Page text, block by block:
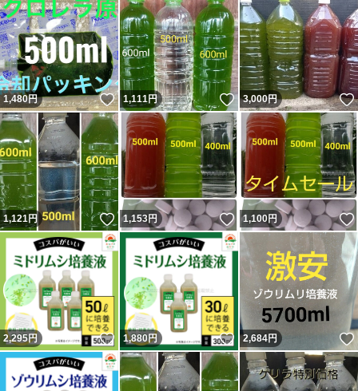
1,480円 いいね！
1,111円 いいね！
3,000円
1,121円 いいね！
1,153円 いいね！
1,100円
2,295円 いいね！
1,880円 いいね！
2,684円